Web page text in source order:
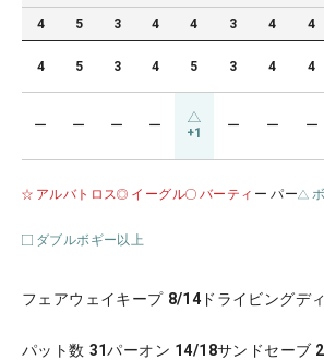
4 5 3 4 4 3 4 4
4 5 3 4 5 3 4 4
ー ー ー ー +1 ー ー ー
アルバトロス イーグル バーティ ー パー
ダブルボギー以上
フェアウェイキープ 8/14 ドライビングデ
パット数 31パーオン 14/18サンドセーブ